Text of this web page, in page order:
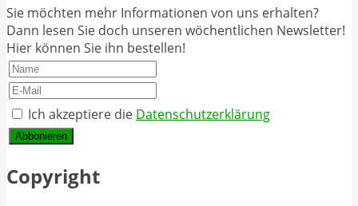
Sie möchten mehr Informationen von uns erhalten?
Dann lesen Sie doch unseren wöchentlichen Newsletter!
Hier können Sie ihn bestellen!
Ich akzeptiere die Datenschutzerklärung
Abbonieren
Copyright